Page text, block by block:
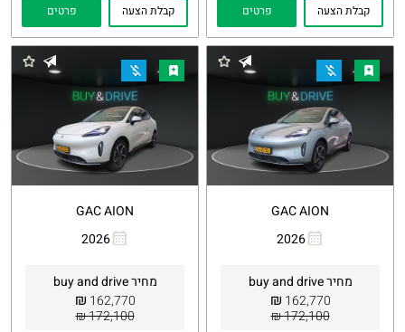
קבלת הצעה פרטים קבלת הצעה פרטים
GAC AION
2026
מחיר buy and drive
162,770
₪
172,100 ₪
Whatsapp
GAC AION
2026
מחיר buy and drive
162,770
₪
172,100 ₪
Whatsapp